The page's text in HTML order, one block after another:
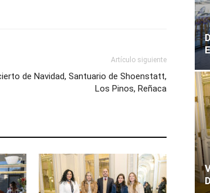
Artículo siguiente
de Navidad, Santuario de Shoenstatt,
Los Pinos, Reñaca